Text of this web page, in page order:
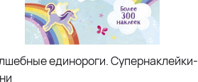
единороги. Супернаклейки-